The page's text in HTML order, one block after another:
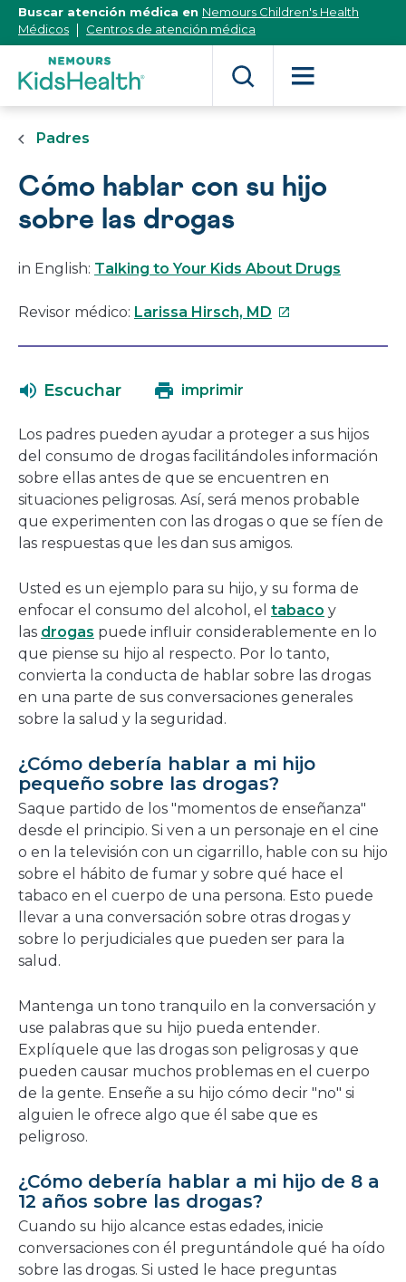
[Skip
Content]
Buscar atención médica en Nemours Children's Health
Médicos
Centros de atención médica
Padres
Cómo hablar con su hijo
sobre las drogas
in English: Talking to Your Kids About Drugs
Revisor médico: Larissa Hirsch, MD Este
nueva
ventana
Escuchar imprimir
Los padres pueden ayudar a proteger a sus hijos
del consumo de drogas facilitándoles información
sobre ellas antes de que se encuentren en
situaciones peligrosas. Así, será menos probable
que experimenten con las drogas o que se fíen de
las respuestas que les dan sus amigos.
Usted es un ejemplo para su hijo, y su forma de
enfocar el consumo del alcohol, el tabaco y
las drogas puede influir considerablemente en lo
que piense su hijo al respecto. Por lo tanto,
convierta la conducta de hablar sobre las drogas
en una parte de sus conversaciones generales
sobre la salud y la seguridad.
¿Cómo debería hablar a mi hijo
pequeño sobre las drogas?
Saque partido de los "momentos de enseñanza"
desde el principio. Si ven a un personaje en el cine
o en la televisión con un cigarrillo, hable con su hijo
sobre el hábito de fumar y sobre qué hace el
tabaco en el cuerpo de una persona. Esto puede
llevar a una conversación sobre otras drogas y
sobre lo perjudiciales que pueden ser para la
salud.
Mantenga un tono tranquilo en la conversación y
use palabras que su hijo pueda entender.
Explíquele que las drogas son peligrosas y que
pueden causar muchos problemas en el cuerpo
de la gente. Enseñe a su hijo cómo decir "no" si
alguien le ofrece algo que él sabe que es
peligroso.
¿Cómo debería hablar a mi hijo de 8 a
12 años sobre las drogas?
Cuando su hijo alcance estas edades, inicie
conversaciones con él preguntándole qué ha oído
sobre las drogas. Si usted le hace preguntas